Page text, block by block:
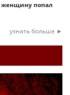
женщину попал
узнать больше ►